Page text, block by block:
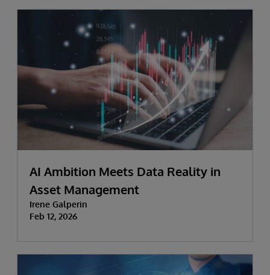
AI Ambition Meets Data Reality in
Asset Management
Irene Galperin
Feb 12, 2026